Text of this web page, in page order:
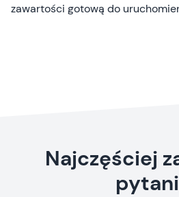
zawartości gotową do
Najczęściej